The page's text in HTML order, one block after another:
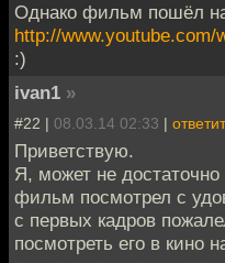
Однако фильм пошёл
http://www.youtube.com/
:)
ivan1 »
#22 | 08.03.14 02:33 |
Приветствую.
Я, может не
фильм посмотрел с
с первых кадров
посмотреть его в кино